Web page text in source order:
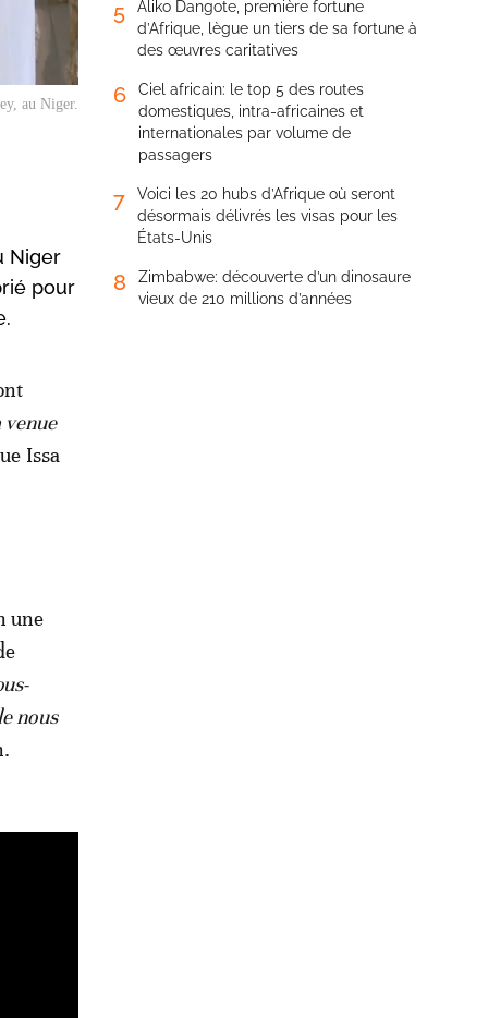
au Niger.
Niger
pour
Issa
une
nous
5
Aliko Dangote, première fortune
d’Afrique, lègue un tiers de sa fortune à
des œuvres caritatives
6
Ciel africain: le top 5 des routes
domestiques, intra-africaines et
internationales par volume de
passagers
7
Voici les 20 hubs d’Afrique où seront
désormais délivrés les visas pour les
États-Unis
8
Zimbabwe: découverte d’un dinosaure
vieux de 210 millions d’années